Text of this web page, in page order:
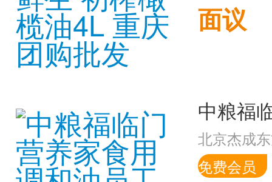
面议
北京杰成
免费会员